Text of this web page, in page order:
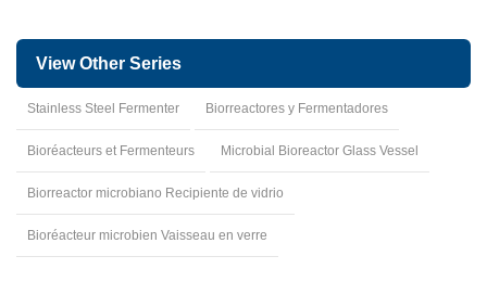
View Other Series
Stainless Steel Fermenter Biorreactores y Fermentadores
Bioréacteurs et Fermenteurs Microbial Bioreactor Glass Vessel
Biorreactor microbiano Recipiente de vidrio
Bioréacteur microbien Vaisseau en verre